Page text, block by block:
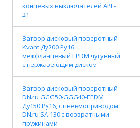
концевых выключателей APL-
21
Затвор дисковый поворотный
Kvant Ду200 Ру16
межфланцевый EPDM чугунный
с нержавеющим диском
Затвор дисковый поворотный
DN.ru GGG50-GGG40-EPDM
Ду150 Ру16, с пневмоприводом
DN.ru SA-130 с возвратными
пружинами